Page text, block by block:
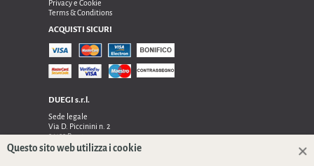
Privacy e Cookie
Terms & Conditions
ACQUISTI SICURI
DUEGI s.r.l.
Sede legale
Via D. Piccinini n. 2
24122 Bergamo
Sede operativa e amministrativa:
Questo sito web utilizza i cookie